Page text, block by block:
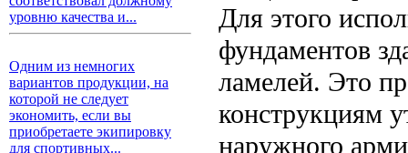
уровню качества и...
Одним из немногих
вариантов продукции, на
которой не следует
экономить, если вы
приобретаете экипировку
для спортивных...
Для этого
фундаментов
ламелей. Это
конструкциям
наружного